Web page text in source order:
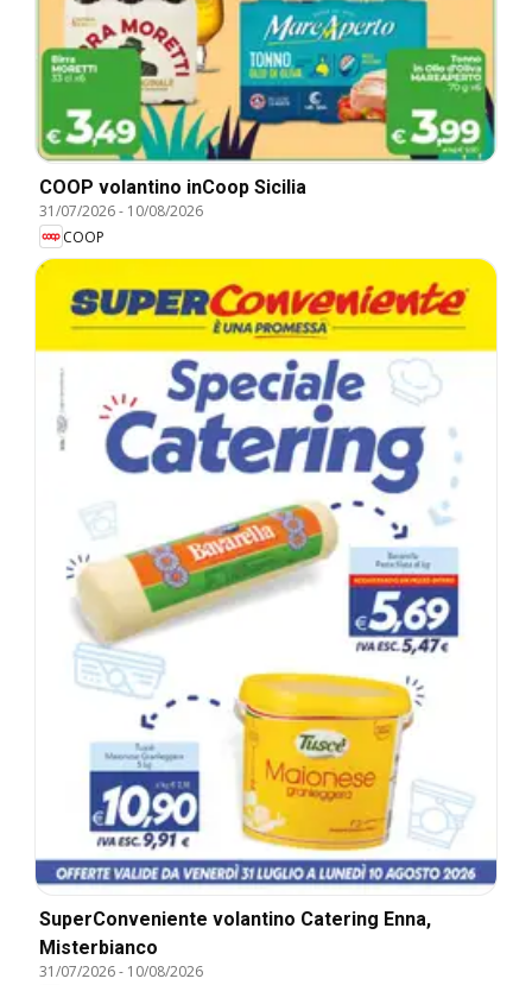
COOP volantino inCoop Sicilia
31/07/2026- 10/08/2026
COOP
SuperConveniente volantino Catering Enna,
Misterbianco
31/07/2026- 10/08/2026